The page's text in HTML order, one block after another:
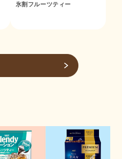
氷割フルーツティー